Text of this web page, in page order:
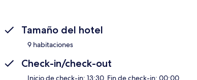
Tamaño del hotel
9 habitaciones
Check-in/check-out
Inicio de check-in: 13:30. Fin de check-in: 00:00